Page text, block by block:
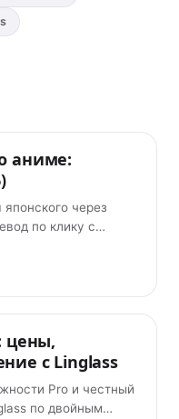
аниме:
через
по клику с
цены,
с Linglass
Pro и честный
по двойным